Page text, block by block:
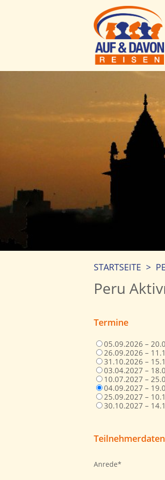
STARTSEITE >
Peru
Termine
05.09.2026 –
26.09.2026 –
31.10.2026 –
03.04.2027 –
10.07.2027 –
04.09.2027 –
25.09.2027 –
30.10.2027 –
Teilnehmerdaten
Anrede